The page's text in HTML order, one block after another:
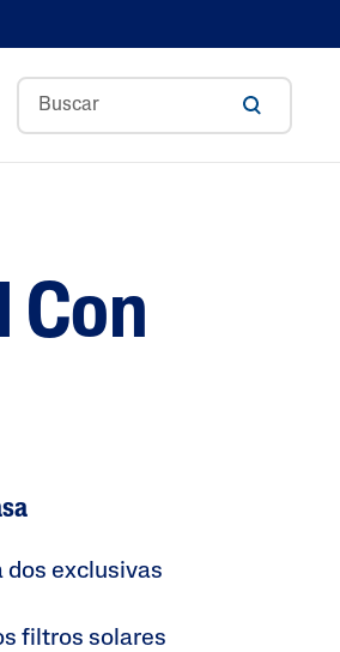
Con
dos exclusivas
filtros solares